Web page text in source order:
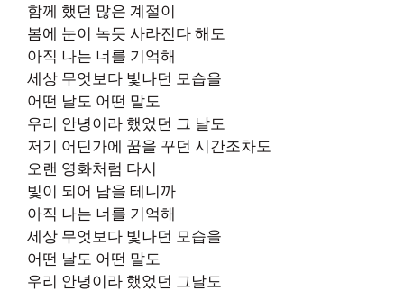
함께 했던 많은 계절이
봄에 눈이 녹듯 사라진다 해도
아직 나는 너를 기억해
세상 무엇보다 빛나던 모습을
어떤 날도 어떤 말도
우리 안녕이라 했었던 그 날도
저기 어딘가에 꿈을 꾸던 시간조차도
오랜 영화처럼 다시
빛이 되어 남을 테니까
아직 나는 너를 기억해
세상 무엇보다 빛나던 모습을
어떤 날도 어떤 말도
우리 안녕이라 했었던 그날도